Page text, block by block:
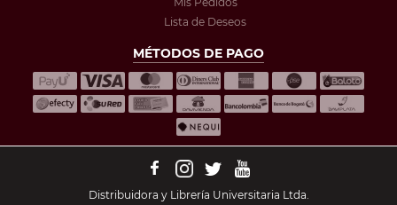
Lista de Deseos
MÉTODOS DE PAGO
Distribuidora y Librería Universitaria Ltda.